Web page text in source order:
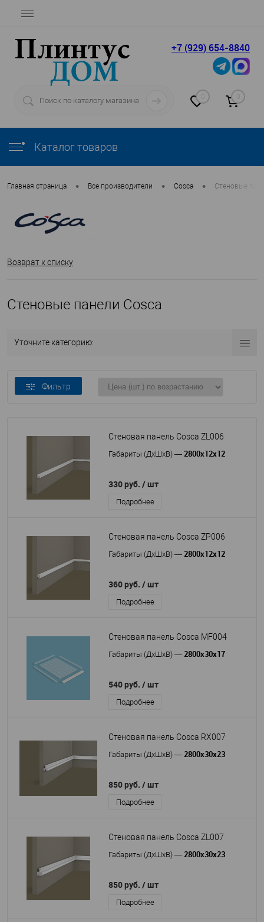
+7 (929) 654-8840
0 0
Каталог товаров
Главная страница • Все производители • Cosca • Стеновые
Возврат к списку
Стеновые панели Cosca
Уточните категорию:
Фильтр
Стеновая панель Cosca ZL006
Габариты (ДхШхВ) — 2800x12x12
330 руб. / шт
Подробнее
Стеновая панель Cosca ZP006
Габариты (ДхШхВ) — 2800x12x12
360 руб. / шт
Подробнее
Стеновая панель Cosca MF004
Габариты (ДхШхВ) — 2800x30x17
540 руб. / шт
Подробнее
Стеновая панель Cosca RX007
Габариты (ДхШхВ) — 2800x30x23
850 руб. / шт
Подробнее
Стеновая панель Cosca ZL007
Габариты (ДхШхВ) — 2800x30x23
850 руб. / шт
Подробнее